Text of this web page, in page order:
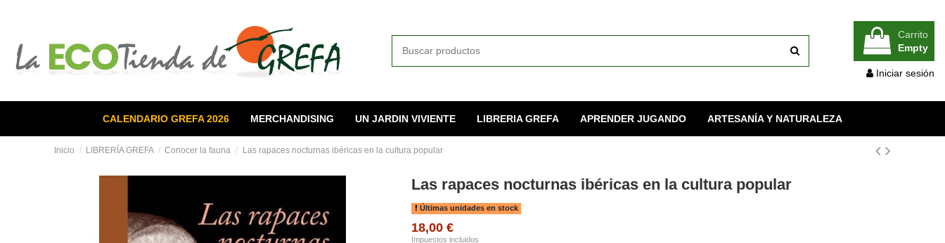
Carrito
Empty
Iniciar sesión
CALENDARIO GREFA 2026 MERCHANDISING UN JARDIN VIVIENTE LIBRERIA GREFA APRENDER JUGANDO ARTESANÍA Y NATURALEZA
Inicio LIBRERÍA GREFA Conocer la fauna Las rapaces nocturnas ibéricas en la cultura popular
Las rapaces nocturnas ibéricas en la cultura popular
Últimas unidades en stock
18,00 €
Impuestos incluidos